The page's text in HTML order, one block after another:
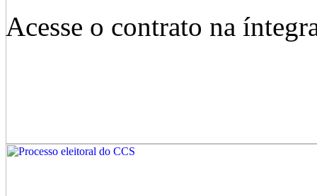
Acesse o contrato na